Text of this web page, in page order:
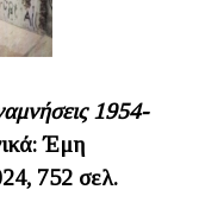
1954-
Έμη
752 σελ.